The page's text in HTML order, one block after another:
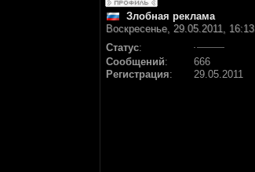
Злобная реклама
Воскресенье, 29.05.2011, 16:13
Статус:
Сообщений:
666
Регистрация: 29.05.2011